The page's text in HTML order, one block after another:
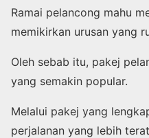
Ramai pelancong mahu
memikirkan urusan yang
Oleh sebab itu, pakej
yang semakin popular.
Melalui pakej yang
perjalanan yang lebih